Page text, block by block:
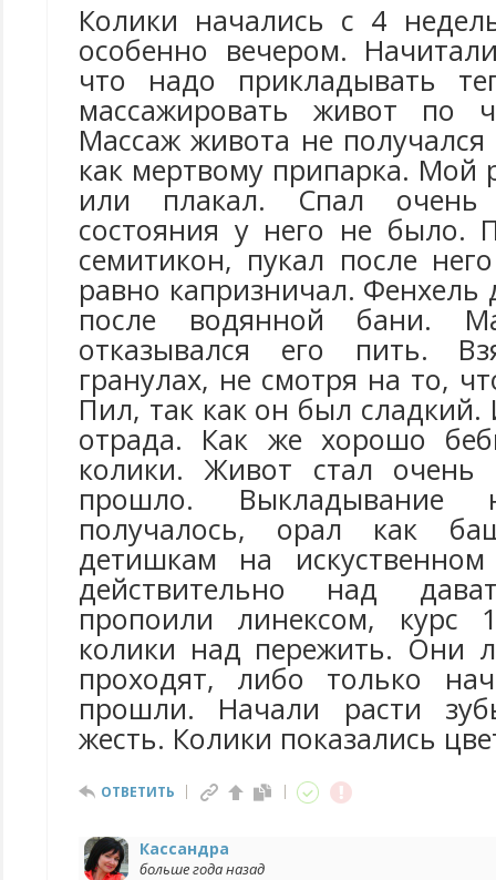
Колики начались с 4
особенно вечером.
что надо прикладывать
массажировать живот по
Массаж живота не получался
как мертвому припарка. Мой
или плакал. Спал очень
состояния у него не было.
семитикон, пукал после
равно капризничал.
после водянной бани.
отказывался его пить.
гранулах, не смотря на то,
Пил, так как он был
отрада. Как же хорошо
колики. Живот стал очень
прошло.
получалось, орал как
детишкам на искуственном
действительно над
пропоили линексом,
колики над пережить. Они
проходят, либо только
прошли. Начали расти
жесть. Колики показались
ОТВЕТИТЬ
Кассандра
больше года назад